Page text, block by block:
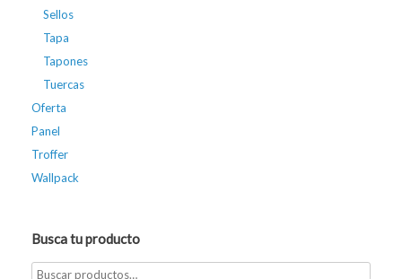
Sellos
Tapa
Tapones
Tuercas
Oferta
Panel
Troffer
Wallpack
Busca tu producto